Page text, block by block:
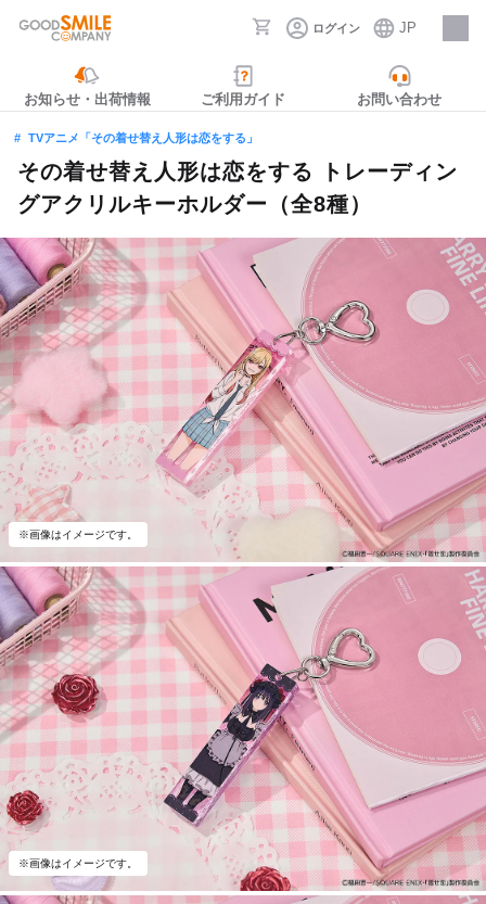
ログイン JP
採用情報
お知らせ・出荷情報 ご利用ガイド お問い合わせ
TVアニメ「その着せ替え人形は恋をする」
その着せ替え人形は恋をする トレーディン
グアクリルキーホルダー（全8種）
※画像はイメージです。
※画像はイメージです。